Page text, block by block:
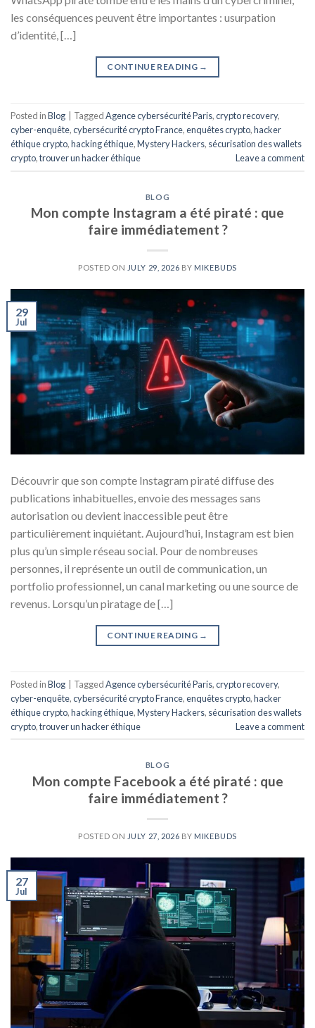
les conséquences peuvent être importantes : usurpation
d’identité, […]
CONTINUE READING →
Posted inBlog TaggedAgence cybersécurité Paris,crypto recovery,
cyber-enquête,cybersécurité crypto France,enquêtes crypto,hacker
éthique crypto,hacking éthique,Mystery Hackers, sécurisation des wallets
crypto,trouver un hacker éthique Leave a comment
BLOG
Mon compte Instagram a été piraté : que
faire immédiatement ?
POSTED ON JULY 29, 2026 BY MIKEBUDS
29
Jul
Découvrir que son compte Instagram piraté diffuse des
publications inhabituelles, envoie des messages sans
autorisation ou devient inaccessible peut être
particulièrement inquiétant. Aujourd’hui, Instagram est bien
plus qu’un simple réseau social. Pour de nombreuses
personnes, il représente un outil de communication, un
portfolio professionnel, un canal marketing ou une source de
revenus. Lorsqu’un piratage de […]
CONTINUE READING →
Posted inBlog TaggedAgence cybersécurité Paris,crypto recovery,
cyber-enquête,cybersécurité crypto France,enquêtes crypto,hacker
éthique crypto,hacking éthique,Mystery Hackers, sécurisation des wallets
crypto,trouver un hacker éthique Leave a comment
BLOG
Mon compte Facebook a été piraté : que
faire immédiatement ?
POSTED ON JULY 27, 2026 BY MIKEBUDS
27
Jul